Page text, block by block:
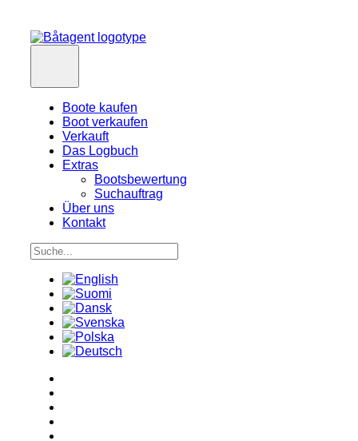
Boote kaufen
Boot verkaufen
Verkauft
Das Logbuch
Extras
Bootsbewertung
Suchauftrag
Über uns
Kontakt